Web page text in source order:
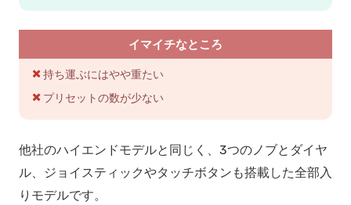
イマイチなところ
持ち運ぶにはやや重たい
プリセットの数が少ない
他社のハイエンドモデルと同じく、3つのノブとダイヤ
ル、ジョイスティックやタッチボタンも搭載した全部入
りモデルです。